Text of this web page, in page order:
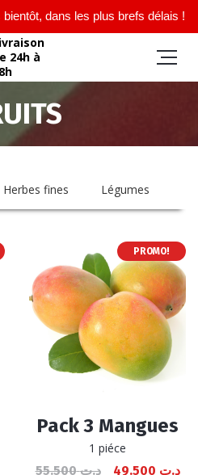
dans les plus brefs délais !
24h à
Herbes fines Légumes
PROMO!
Pack 3 Mangues
1 piéce
د.ت55.500 د.ت